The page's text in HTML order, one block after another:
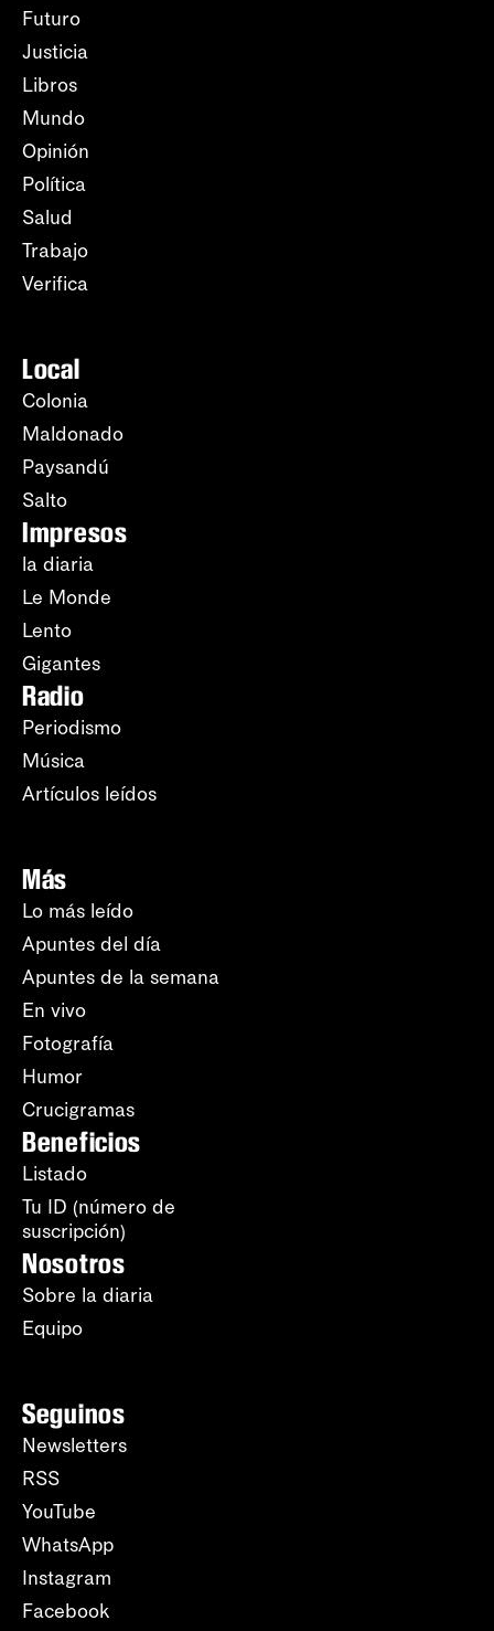
Futuro
Justicia
Libros
Mundo
Opinión
Política
Salud
Trabajo
Verifica
Local
Colonia
Maldonado
Paysandú
Salto
Impresos
la diaria
Le Monde
Lento
Gigantes
Radio
Periodismo
Música
Artículos leídos
Más
Lo más leído
Apuntes del día
Apuntes de la semana
En vivo
Fotografía
Humor
Crucigramas
Beneficios
Listado
Tu ID (número de
suscripción)
Nosotros
Sobre la diaria
Equipo
Seguinos
Newsletters
RSS
YouTube
WhatsApp
Instagram
Facebook